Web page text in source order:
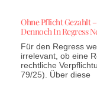
Ohne Pflicht Gezahlt
Dennoch In Regress
Für den Regress
irrelevant, ob eine
rechtliche
79/25). Über diese